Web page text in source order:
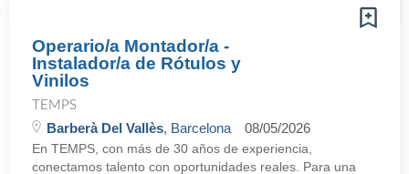
Operario/a Montador/a -
Instalador/a de Rótulos y
Vinilos
TEMPS
Barberà Del Vallès, Barcelona 08/05/2026
En TEMPS, con más de 30 años de experiencia,
conectamos talento con oportunidades reales. Para una